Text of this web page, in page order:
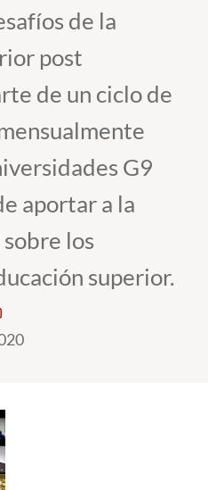
de la
post
de un ciclo de
G9
aportar a la
los
superior.